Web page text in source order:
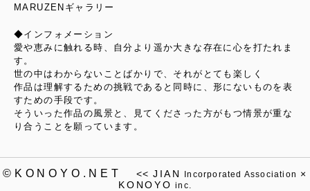
MARUZENギャラリー
◆インフォメーション
愛や恵みに触れる時、自分より遥か大きな存在に心を打たれま
す。
世の中はわからないことばかりで、それがとても楽しく
作品は理解するための挑戦であると同時に、形にないものを表
すための手段です。
そういった作品の風景と、見てくださった方がもつ情景が重な
り合うことを願っています。
©KONOYO.NET << JIAN Incorporated Association ×
KONOYO inc.